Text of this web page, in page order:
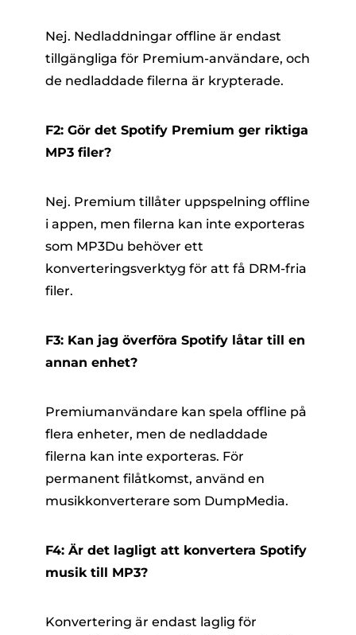
Nej. Nedladdningar offline är endast
tillgängliga för Premium-användare, och
de nedladdade filerna är krypterade.
F2: Gör det Spotify Premium ger riktiga
MP3 filer?
Nej. Premium tillåter uppspelning offline
i appen, men filerna kan inte exporteras
som MP3Du behöver ett
konverteringsverktyg för att få DRM-fria
filer.
F3: Kan jag överföra Spotify låtar till en
annan enhet?
Premiumanvändare kan spela offline på
flera enheter, men de nedladdade
filerna kan inte exporteras. För
permanent filåtkomst, använd en
musikkonverterare som DumpMedia.
F4: Är det lagligt att konvertera Spotify
musik till MP3?
Konvertering är endast laglig för